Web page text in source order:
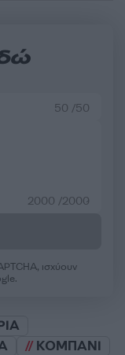
50 /50
2000 /2000
ισχύουν
ΚΟΜΠΑΝΙ